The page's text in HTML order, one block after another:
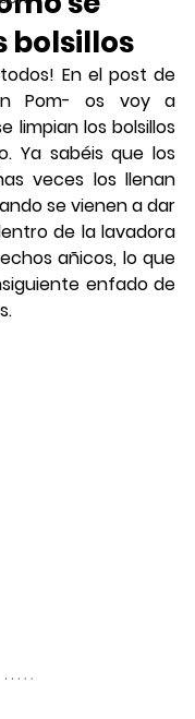
bolsillos
En el post de
Pom- os voy a
limpian los bolsillos
veces los llenan
se vienen a dar
de la lavadora
añicos, lo que
enfado de